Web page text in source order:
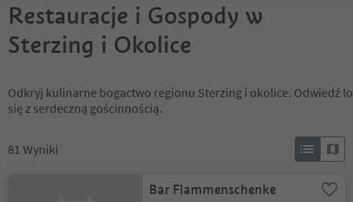
Restauracje i Gospody w
Sterzing i Okolice
Odkryj kulinarne bogactwo regionu Sterzing i okolice. Odwiedź
się z serdeczną gościnnością.
81 Wyniki
Bar Flammenschenke